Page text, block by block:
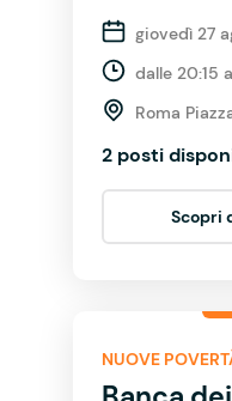
giovedì 27
dalle 20:15
Roma
2 posti
Scopri
NUOVE